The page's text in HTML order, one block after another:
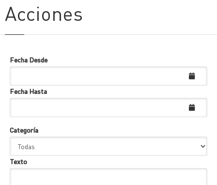
Acciones
Fecha Desde
Fecha Hasta
Categoría
Texto